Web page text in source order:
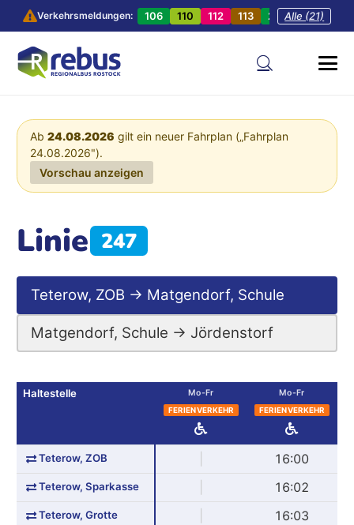
Verkehrsmeldungen: 106 110 112 113 201 202
Alle (21)
Ab 24.08.2026 gilt ein neuer Fahrplan („Fahrplan
24.08.2026").
Vorschau anzeigen
Linie 247
Teterow, ZOB → Matgendorf, Schule
Matgendorf, Schule → Jördenstorf
Haltestelle Mo-Fr
FERIENVERKEHR
Mo-Fr
FERIENVERKEHR
Teterow, ZOB 16:00
Teterow, Sparkasse 16:02
Teterow, Grotte 16:03